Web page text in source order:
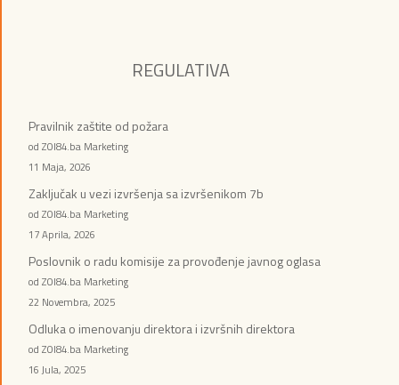
REGULATIVA
Pravilnik zaštite od požara
od ZOI84.ba Marketing
11 Maja, 2026
Zaključak u vezi izvršenja sa izvršenikom 7b
od ZOI84.ba Marketing
17 Aprila, 2026
Poslovnik o radu komisije za provođenje javnog oglasa
od ZOI84.ba Marketing
22 Novembra, 2025
Odluka o imenovanju direktora i izvršnih direktora
od ZOI84.ba Marketing
16 Jula, 2025